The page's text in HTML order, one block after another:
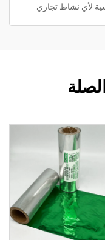
لأي نشاط تجاري